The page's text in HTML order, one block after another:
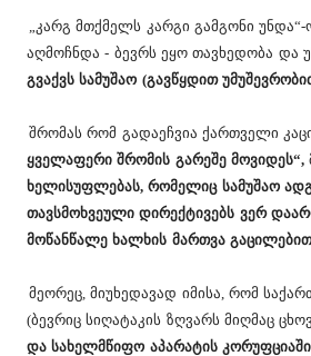
„კარგ მთქმელს კარგი გამგონი
აღმოჩნდა - ბევრს ეყო თავხედობა და
გვაქვს სამუშაო (გავწყდით
შრომას რომ გადაეჩვია ქართველი
ყველაფერი შრომის გარეშე მოვიდეს“,
ხელისუფლებას, რომელიც სამუშაო
თავსმოხვეული დირექტივებს ვერ
მოწანწალე ხალხის მართვა
მეორეც, მიუხედავად იმისა, რომ
(ბევრიც სიღატაკის ზღვარს მიღმაც
და სახელმწიფო აპარატის